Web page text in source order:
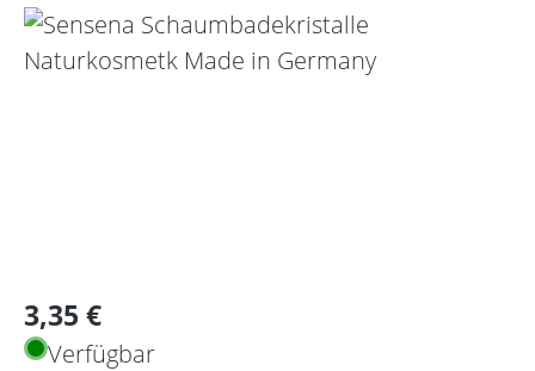
Bildergalerie überspringen
Regulärer Preis:
3,35 €
Verfügbar